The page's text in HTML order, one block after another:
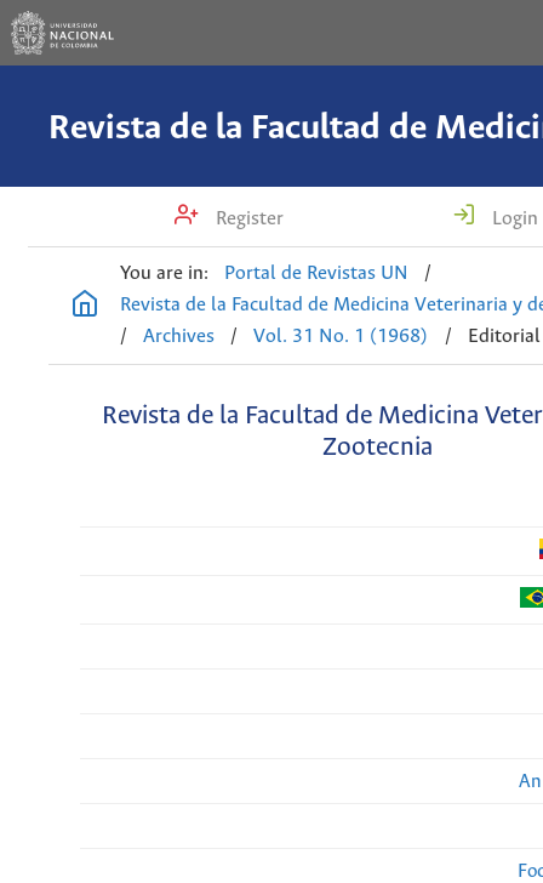
Register Login
You are in: Portal de Revistas UN
/
Revista de la Facultad de Medicina Veterinaria y
/
Archives / Vol. 31 No. 1 (1968) / Editorial
Revista de la Facultad de Medicina
Zootecnia